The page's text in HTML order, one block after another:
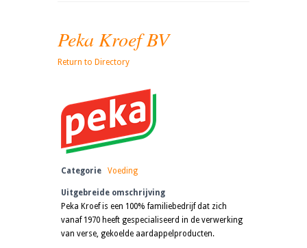
Peka Kroef BV
Return to Directory
Categorie Voeding
Uitgebreide omschrijving
Peka Kroef is een 100% familiebedrijf dat zich
vanaf 1970 heeft gespecialiseerd in de verwerking
van verse, gekoelde aardappelproducten.